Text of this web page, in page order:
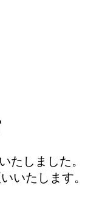
たしました。
いたします。